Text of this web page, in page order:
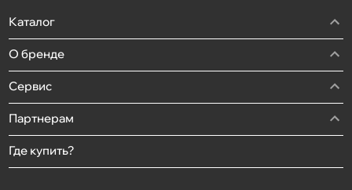
Каталог
О бренде
Сервис
Партнерам
Где купить?